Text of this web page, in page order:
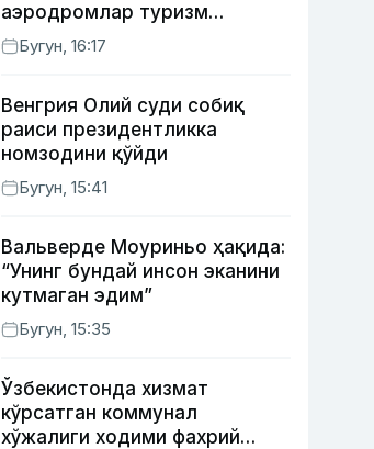
аэродромлар туризм
мақсадида ижарага
берилиши мумкин
Бугун, 16:17
Венгрия Олий суди собиқ
раиси президентликка
номзодини қўйди
Бугун, 15:41
Вальверде Моуриньо ҳақида:
“Унинг бундай инсон эканини
кутмаган эдим”
Бугун, 15:35
Ўзбекистонда хизмат
кўрсатган коммунал
хўжалиги ходими фахрий